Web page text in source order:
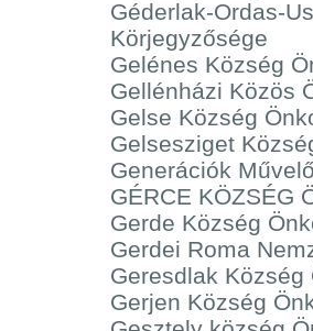
Géderlak-Ordas-
Körjegyzősége
Gelénes Község
Gellénházi Közös
Gelse Község
Gelsesziget
Generációk
GÉRCE KÖZSÉG
Gerde Község
Gerdei Roma
Geresdlak Község
Gerjen Község